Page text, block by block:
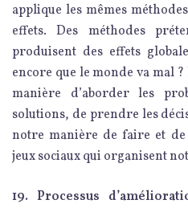
applique les mêmes
effets. Des méthodes
produisent des effets
encore que le monde va mal
manière d’aborder les
solutions, de prendre les
notre manière de faire et de
jeux sociaux qui organisent
19. Processus